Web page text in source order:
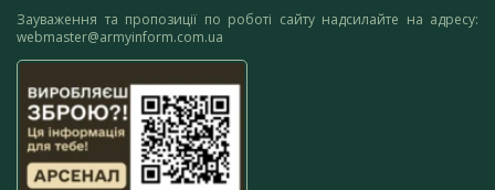
Зауваження та пропозиції по роботі сайту надсилайте на адресу:
webmaster@armyinform.com.ua